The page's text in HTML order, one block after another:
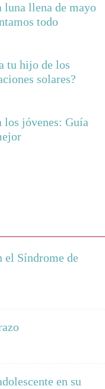
luna llena de mayo
todo
tu hijo de los
solares?
los jóvenes: Guía
el Síndrome de
en su